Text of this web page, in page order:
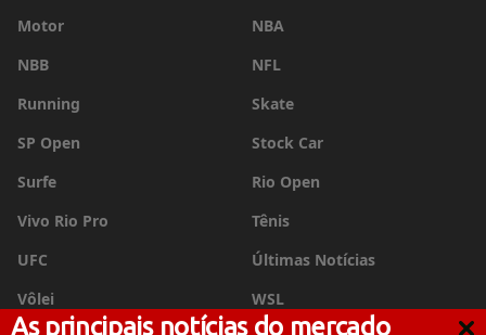
As principais notícias do mercado
Motor
NBA
NBB
NFL
Running
Skate
SP Open
Stock Car
Surfe
Rio Open
Vivo Rio Pro
Tênis
UFC
Últimas Notícias
Vôlei
WSL